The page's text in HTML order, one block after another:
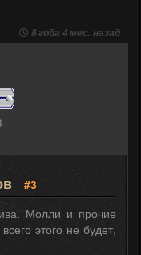
8 года 4 мес. назад
#3
Молли и прочие
этого не будет,